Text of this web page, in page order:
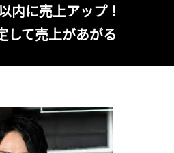
内に売上アップ！
して売上があがる